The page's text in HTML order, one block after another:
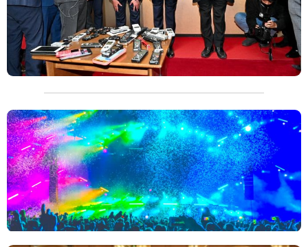
TAGS PEOPLE RANKING
ART WORLD CULTURAL ESSAYS POP CULTURE JP-SOCIETY
POLITICS REVIEWS ARTICLES